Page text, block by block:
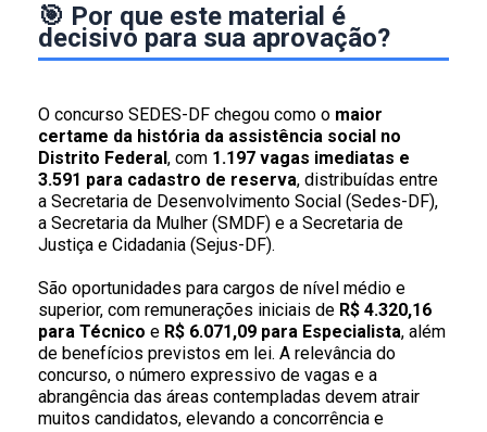
🎯 Por que este material é
decisivo para sua aprovação?
O concurso SEDES-DF chegou como o maior
certame da história da assistência social no
Distrito Federal, com 1.197 vagas imediatas e
3.591 para cadastro de reserva, distribuídas entre
a Secretaria de Desenvolvimento Social (Sedes-DF),
a Secretaria da Mulher (SMDF) e a Secretaria de
Justiça e Cidadania (Sejus-DF).
São oportunidades para cargos de nível médio e
superior, com remunerações iniciais de R$ 4.320,16
para Técnico e R$ 6.071,09 para Especialista, além
de benefícios previstos em lei. A relevância do
concurso, o número expressivo de vagas e a
abrangência das áreas contempladas devem atrair
muitos candidatos, elevando a concorrência e